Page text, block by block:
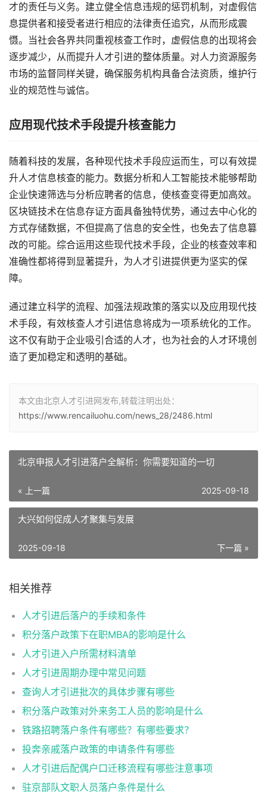
才的责任与义务。建立健全信息违规的惩罚机制，对虚假信
息提供者和接受者进行相应的法律责任追究，从而形成震
慑。当社会各界共同重视核查工作时，虚假信息的出现将会
逐步减少，从而提升人才引进的整体质量。对人力资源服务
市场的监督同样关键，确保服务机构具备合法资质，维护行
业的规范性与诚信。
应用现代技术手段提升核查能力
随着科技的发展，各种现代技术手段应运而生，可以有效提
升人才信息核查的能力。数据分析和人工智能技术能够帮助
企业快速筛选与分析应聘者的信息，使核查变得更加高效。
区块链技术在信息存证方面具备独特优势，通过去中心化的
方式存储数据，不但提高了信息的安全性，也免去了信息篡
改的可能。综合运用这些现代技术手段，企业的核查效率和
准确性都将得到显著提升，为人才引进提供更为坚实的保
障。
通过建立科学的流程、加强法规政策的落实以及应用现代技
术手段，有效核查人才引进信息将成为一项系统化的工作。
这不仅有助于企业吸引合适的人才，也为社会的人才环境创
造了更加稳定和透明的基础。
本文由北京人才引进网发布,转载注明出处：
https://www.rencailuohu.com/news_28/2486.html
北京申报人才引进落户全解析：你需要知道的一切
« 上一篇 2025-09-18
大兴如何促成人才聚集与发展
下一篇 »
2025-09-18
相关推荐
人才引进后落户的手续和条件
积分落户政策下在职MBA的影响是什么
人才引进入户所需材料清单
人才引进周期办理中常见问题
查询人才引进批次的具体步骤有哪些
积分落户政策对外来务工人员的影响是什么
铁路招聘落户条件有哪些？有哪些要求？
投奔亲戚落户政策的申请条件有哪些
人才引进后配偶户口迁移流程有哪些注意事项
驻京部队文职人员落户条件是什么